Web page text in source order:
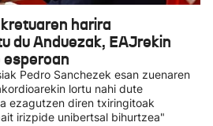
harira
du Anduezak, EAJrekin
Pedro Sanchezek esan zuenaren
lortu nahi dute
ezagutzen diren txiringitoak
irizpide unibertsal bihurtzea"